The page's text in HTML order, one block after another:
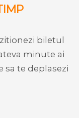
biletul
minute ai
sa te deplasezi